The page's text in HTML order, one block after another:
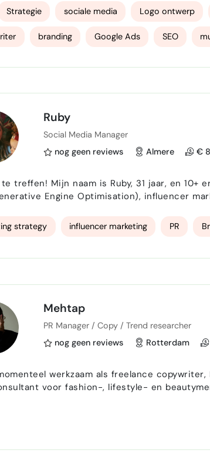
🎯 PR & Strategie Geen la-plannen. Wel s…
Strategie sociale media Logo ontwerp
branding Google Ads SEO
Ruby
Social Media Manager
nog geen reviews
Almere €
Mijn naam is Ruby, 31 jaar, en 10+ ervaring. Ik help merken groeien door strategie,
Engine Optimisation), influencer
Daarbij ontwikkel ik niet alleen de strate…
strategy influencer marketing PR
Mehtap
PR Manager / Copy / Trend researcher
nog geen reviews
Rotterdam
werkzaam als freelance
voor fashion-, lifestyle- en